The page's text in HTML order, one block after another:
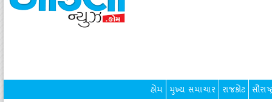
હોમ મુખ્ય સમાચાર રાજકોટ